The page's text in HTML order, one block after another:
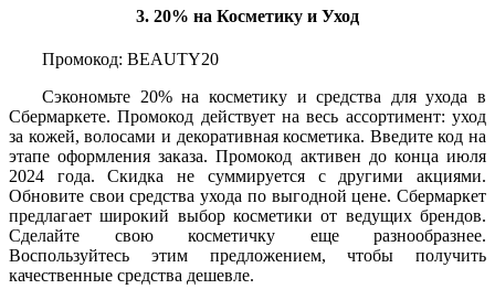
3. 20% на Косметику и Уход
Промокод: BEAUTY20
Сэкономьте 20% на косметику и средства для ухода в
Сбермаркете. Промокод действует на весь ассортимент: уход
за кожей, волосами и декоративная косметика. Введите код на
этапе оформления заказа. Промокод активен до конца июля
2024 года. Скидка не суммируется с другими акциями.
Обновите свои средства ухода по выгодной цене. Сбермаркет
предлагает широкий выбор косметики от ведущих брендов.
Сделайте свою косметичку еще разнообразнее.
Воспользуйтесь этим предложением, чтобы получить
качественные средства дешевле.